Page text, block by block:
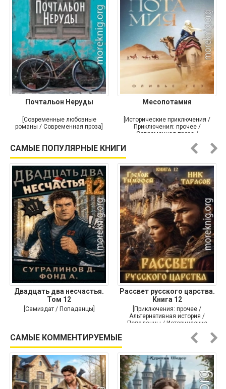
Почтальон Неруды
[Современные любовные
романы / Современная проза]
Месопотамия
[Исторические приключения /
Приключения: прочее /
Современная проза /
САМЫЕ ПОПУЛЯРНЫЕ КНИГИ
Двадцать два несчастья.
Том 12
[Самиздат / Попаданцы]
Рассвет русского царства.
Книга 12
[Приключения: прочее /
Альтернативная история /
Попаданцы / Исторические
САМЫЕ КОММЕНТИРУЕМЫЕ